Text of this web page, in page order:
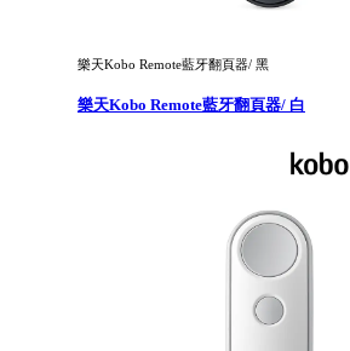
樂天Kobo Remote藍牙翻頁器/ 黑
樂天Kobo Remote藍牙翻頁器/ 白